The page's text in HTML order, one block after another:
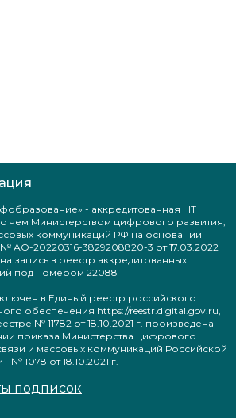
- аккредитованная IT
чем Министерством цифрового развития,
коммуникаций РФ на основании
20220316-3829208820-3 от 17.03.2022
запись в реестр аккредитованных
под номером 22088
в Единый реестр российского
обеспечения https://reestr.digital.gov.ru,
№ 11782 от 18.10.2021 г. произведена
приказа Министерства цифрового
и массовых коммуникаций Российской
1078 от 18.10.2021 г.
подписок